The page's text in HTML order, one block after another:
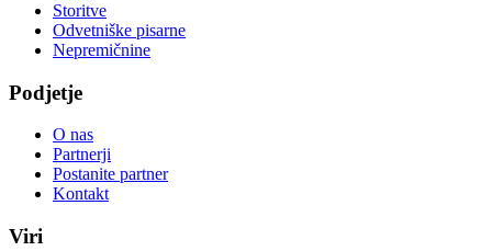
Storitve
Odvetniške pisarne
Nepremičnine
Podjetje
O nas
Partnerji
Postanite partner
Kontakt
Viri